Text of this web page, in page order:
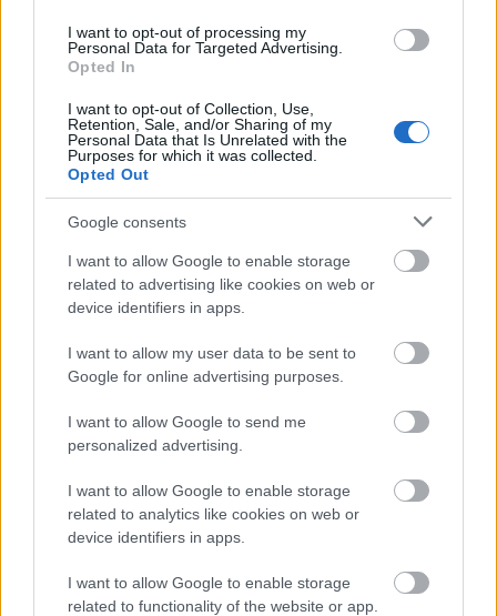
I want to opt-out of processing my
Personal Data for Targeted Advertising.
Opted In
I want to opt-out of Collection, Use,
Retention, Sale, and/or Sharing of my
Personal Data that Is Unrelated with the
Purposes for which it was collected.
Opted Out
Google consents
I want to allow Google to enable storage
related to advertising like cookies on web or
device identifiers in apps.
I want to allow my user data to be sent to
Google for online advertising purposes.
I want to allow Google to send me
personalized advertising.
I want to allow Google to enable storage
related to analytics like cookies on web or
device identifiers in apps.
I want to allow Google to enable storage
related to functionality of the website or app.
Film
SZEMBE MERSZ NÉZNI AZZAL, AKIVÉ
VÁLHATTÁL VOLNA?
TERMÉSZETFELETTI ERŐK ÉS ELFELEDETT
TITKOK: ITT A SHELBY OAKS – A GONOSZ